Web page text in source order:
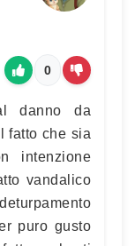
0
danno da
fatto che sia
intenzione
vandalico
puro gusto